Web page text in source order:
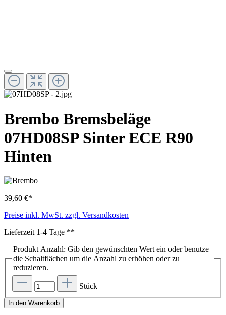
Brembo Bremsbeläge
07HD08SP Sinter ECE R90
Hinten
39,60 €*
Preise inkl. MwSt. zzgl. Versandkosten
Lieferzeit 1-4 Tage **
Produkt Anzahl: Gib den gewünschten Wert ein oder benutze
die Schaltflächen um die Anzahl zu erhöhen oder zu
reduzieren.
Stück
In den Warenkorb